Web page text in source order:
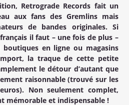
Retrograde Records fait un
aux fans des Gremlins mais
de bandes originales. Si
il faut – une fois de plus –
boutiques en ligne ou magasins
la traque de cette petite
le détour d’autant que
raisonnable (trouvé sur les
Non seulement complet,
mémorable et indispensable !